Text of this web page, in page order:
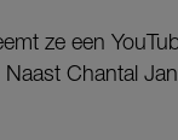
ze een
Chantal